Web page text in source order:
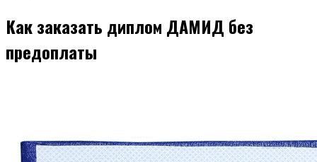
Как заказать диплом ДАМИД без
предоплаты